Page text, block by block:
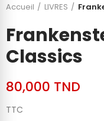
Accueil LIVRES
Classics
80,000 TND
TTC